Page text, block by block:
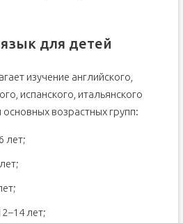
для детей
изучение английского,
испанского, итальянского
возрастных групп:
лет;
лет;